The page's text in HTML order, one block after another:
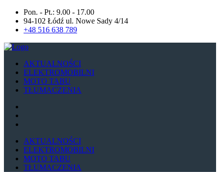
Pon. - Pt.: 9.00 - 17.00
94-102 Łódź ul. Nowe Sady 4/14
+48 516 638 789
AKTUALNOŚCI
ELEKTROMOBILNI
MOTO TABU
TŁUMACZENIA
AKTUALNOŚCI
ELEKTROMOBILNI
MOTO TABU
TŁUMACZENIA